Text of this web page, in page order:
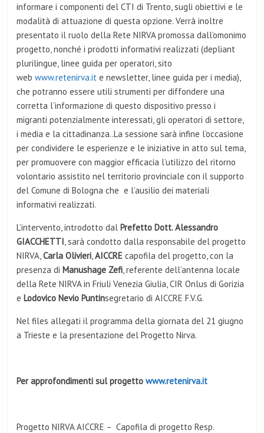
informare i componenti del CTI di Trento, sugli obiettivi e le
modalità di attuazione di questa opzione. Verrà inoltre
presentato il ruolo della Rete NIRVA promossa dall’omonimo
progetto, nonché i prodotti informativi realizzati (depliant
plurilingue, linee guida per operatori, sito
webwww.retenirva.it e newsletter, linee guida per i media),
che potranno essere utili strumenti per diffondere una
corretta l’informazione di questo dispositivo presso i
migranti potenzialmente interessati, gli operatori di settore,
i media e la cittadinanza..La sessione sarà infine l’occasione
per condividere le esperienze e le iniziative in atto sul tema,
per promuovere con maggior efficacia l’utilizzo del ritorno
volontario assistito nel territorio provinciale con il supporto
del Comune di Bologna che e l’ausilio dei materiali
informativi realizzati.
L’intervento, introdotto dal PrefettoDott. Alessandro
GIACCHETTI, sarà condotto dalla responsabile del progetto
NIRVA,Carla Olivieri,AICCRE capofila del progetto, con la
presenza diManushage Zefi, referente dell’antenna locale
della Rete NIRVA in Friuli Venezia Giulia, CIR Onlus di Gorizia
e Lodovico Nevio Puntinsegretario di AICCRE F.V.G.
Nel files allegati il programma della giornata del 21 giugno
a Trieste e la presentazione del Progetto Nirva.
Per approfondimenti sul progettowww.retenirva.it
Progetto NIRVA AICCRE – Capofila di progetto Resp.